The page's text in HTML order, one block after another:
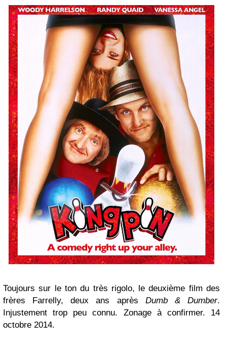
Toujours sur le ton du très rigolo, le deuxième film des
frères Farrelly, deux ans après Dumb & Dumber.
Injustement trop peu connu. Zonage à confirmer. 14
octobre 2014.